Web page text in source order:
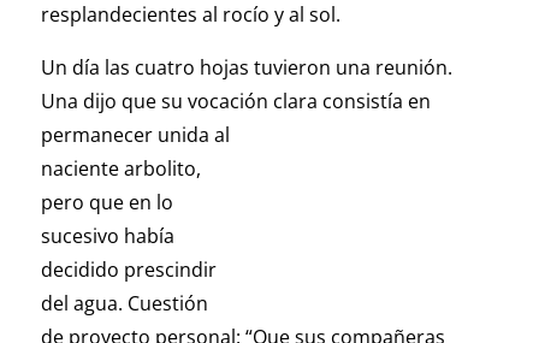
resplandecientes al rocío y al sol.
Un día las cuatro hojas tuvieron una reunión.
Una dijo que su vocación clara consistía en
permanecer unida al
naciente arbolito,
pero que en lo
sucesivo había
decidido prescindir
del agua. Cuestión
de proyecto personal: “Que sus compañeras